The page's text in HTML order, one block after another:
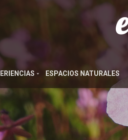
ESPACIOS NATURALES